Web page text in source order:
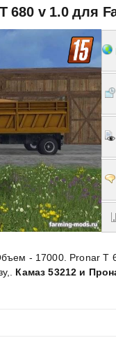
680 v 1.0 для
- 17000. Pronar
Камаз 53212 и